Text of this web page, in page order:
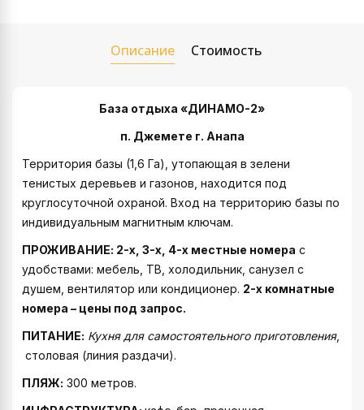
Описание Стоимость
База отдыха «ДИНАМО-2»
п. Джемете г. Анапа
Территория базы (1,6 Га), утопающая в зелени
тенистых деревьев и газонов, находится под
круглосуточной охраной. Вход на территорию базы по
индивидуальным магнитным ключам.
ПРОЖИВАНИЕ: 2-х, 3-х, 4-х местные номера с
удобствами: мебель, ТВ, холодильник, санузел с
душем, вентилятор или кондиционер. 2-х комнатные
номера – цены под запрос.
ПИТАНИЕ: Кухня для самостоятельного приготовления,
столовая (линия раздачи).
ПЛЯЖ: 300 метров.